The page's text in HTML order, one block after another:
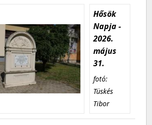
Hősök
Napja -
2026.
május
31.
fotó:
Tüskés
Tibor